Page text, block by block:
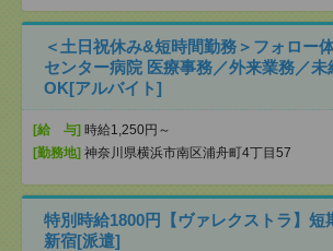
＜土日祝休み&短時間勤務＞フォロー
センター病院 医療事務／外来業務／未
OK[アルバイト]
[給 与] 時給1,250円～
[勤務地] 神奈川県横浜市南区浦舟町4丁目57
特別時給1800円【ヴァレクストラ】
新宿[派遣]